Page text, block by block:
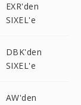
EXR'den
SIXEL'e
DBK'den
SIXEL'e
AW'den